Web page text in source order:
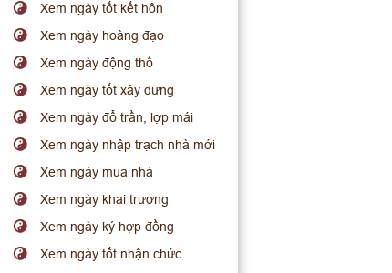
Xem ngày tốt kết hôn
Xem ngày hoàng đạo
Xem ngày động thổ
Xem ngày tốt xây dựng
Xem ngày đổ trần, lợp mái
Xem ngày nhập trạch nhà mới
Xem ngày mua nhà
Xem ngày khai trương
Xem ngày ký hợp đồng
Xem ngày tốt nhận chức